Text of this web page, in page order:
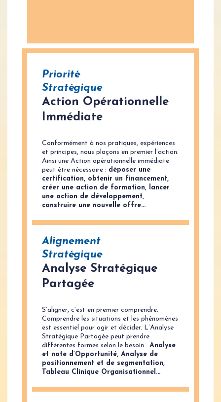
Priorité
Stratégique
Action Opérationnelle
Immédiate
Conformément à nos pratiques, expériences
et principes, nous plaçons en premier l’action.
Ainsi une Action opérationnelle immédiate
peut être nécessaire : déposer une
certification, obtenir un financement,
créer une action de formation, lancer
une action de développement,
construire une nouvelle offre…
Alignement
Stratégique
Analyse Stratégique
Partagée
S’aligner, c’est en premier comprendre.
Comprendre les situations et les phénomènes
est essentiel pour agir et décider. L’Analyse
Stratégique Partagée peut prendre
différentes formes selon le besoin : Analyse
et note d’Opportunité, Analyse de
positionnement et de segmentation,
Tableau Clinique Organisationnel…